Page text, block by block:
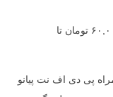
محدوده قیمت: ۶۰,۰۰۰ تومان تا
پی دی اف نت پیانو